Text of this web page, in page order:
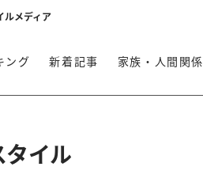
ルメディア
ング 新着記事 家族・人間関係
タイル